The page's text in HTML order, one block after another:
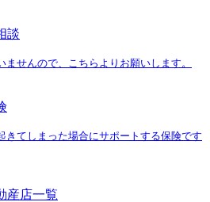
談
ませんので、こちらよりお願いします。
きてしまった場合にサポートする保険です
産店一覧